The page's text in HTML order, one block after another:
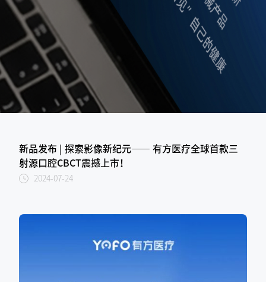
新品发布 | 探索影像新纪元—— 有方医疗全球首款三
射源口腔CBCT震撼上市！
2024-07-24